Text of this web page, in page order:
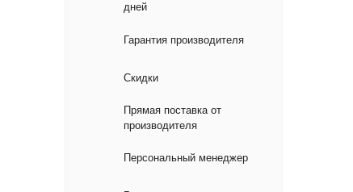
дней
Гарантия производителя
Скидки
Прямая поставка от
производителя
Персональный менеджер